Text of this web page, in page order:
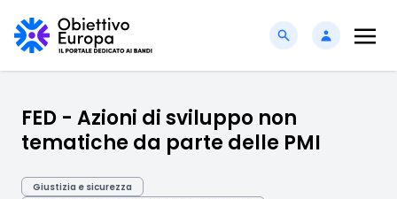
FED - Azioni di sviluppo non
tematiche da parte delle PMI
Giustizia e sicurezza